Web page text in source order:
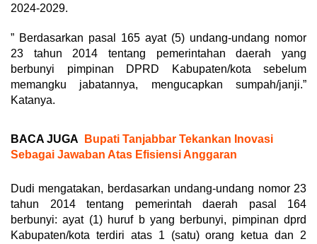
2024-2029.
” Berdasarkan pasal 165 ayat (5) undang-undang nomor
23 tahun 2014 tentang pemerintahan daerah yang
berbunyi pimpinan DPRD Kabupaten/kota sebelum
memangku jabatannya, mengucapkan sumpah/janji.”
Katanya.
BACA JUGA
Bupati Tanjabbar Tekankan Inovasi
Sebagai Jawaban Atas Efisiensi Anggaran
Dudi mengatakan, berdasarkan undang-undang nomor 23
tahun 2014 tentang pemerintah daerah pasal 164
berbunyi: ayat (1) huruf b yang berbunyi, pimpinan dprd
Kabupaten/kota terdiri atas 1 (satu) orang ketua dan 2